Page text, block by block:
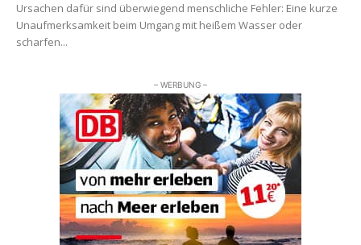
Ursachen dafür sind überwiegend menschliche Fehler: Eine kurze
Unaufmerksamkeit beim Umgang mit heißem Wasser oder
scharfen...
– WERBUNG –